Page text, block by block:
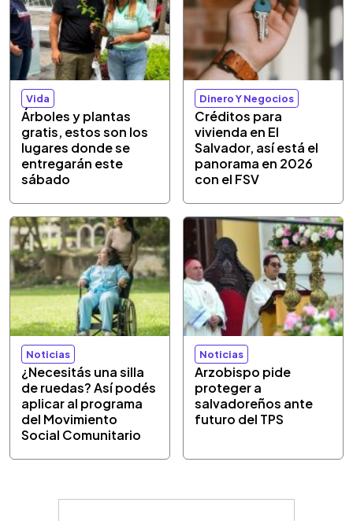
Vida
Árboles y plantas
gratis, estos son los
lugares donde se
entregarán este
sábado
Dinero Y Negocios
Créditos para
vivienda en El
Salvador, así está el
panorama en 2026
con el FSV
Noticias
¿Necesitás una silla
de ruedas? Así podés
aplicar al programa
del Movimiento
Social Comunitario
Noticias
Arzobispo pide
proteger a
salvadoreños ante
futuro del TPS